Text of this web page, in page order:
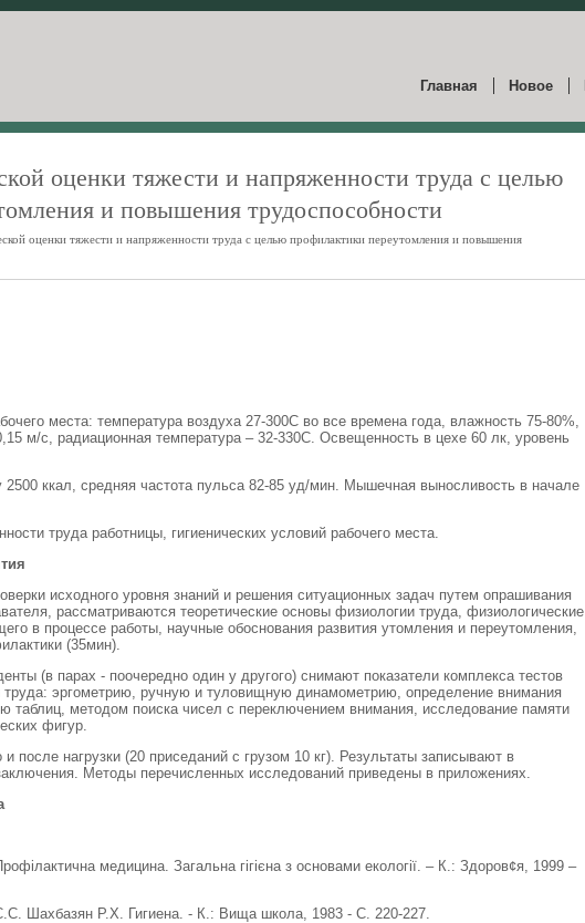
Главная Новое
оценки тяжести и напряженности труда с целью
и повышения трудоспособности
оценки тяжести и напряженности труда с целью профилактики переутомления и повышения
места: температура воздуха 27-300С во все времена года, влажность 75-80%,
м/с, радиационная температура – 32-330С. Освещенность в цехе 60 лк, уровень
2500 ккал, средняя частота пульса 82-85 уд/мин. Мышечная выносливость в начале
труда работницы, гигиенических условий рабочего места.
исходного уровня знаний и решения ситуационных задач путем опрашивания
рассматриваются теоретические основы физиологии труда, физиологические
в процессе работы, научные обоснования развития утомления и переутомления,
(35мин).
(в парах - поочередно один у другого) снимают показатели комплекса тестов
труда: эргометрию, ручную и туловищную динамометрию, определение внимания
таблиц, методом поиска чисел с переключением внимания, исследование памяти
фигур.
после нагрузки (20 приседаний с грузом 10 кг). Результаты записывают в
Методы перечисленных исследований приведены в приложениях.
медицина. Загальна гігієна з основами екології. – К.: Здоров¢я, 1999 –
Шахбазян Р.Х. Гигиена. - К.: Вища школа, 1983 - С. 220-227.